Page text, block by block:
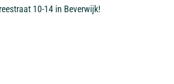
10-14 in Beverwijk!